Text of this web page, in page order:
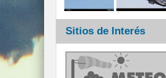
Sitios de Interés